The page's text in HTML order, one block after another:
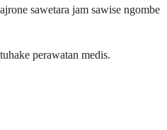
sawetara jam sawise ngombe
perawatan medis.